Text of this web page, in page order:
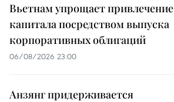
Вьетнам упрощает привлечение
капитала посредством выпуска
корпоративных облигаций
06/08/2026 23:00
Анзянг придерживается